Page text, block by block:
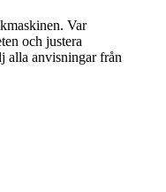
Var
och justera
alla anvisningar från